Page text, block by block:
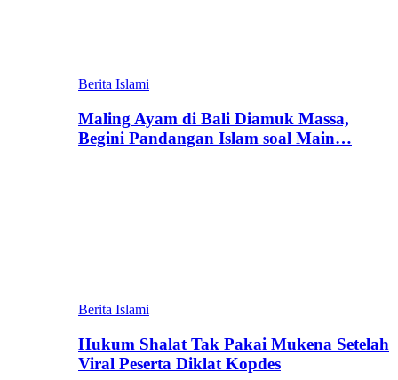
Berita Islami
Maling Ayam di Bali Diamuk Massa,
Begini Pandangan Islam soal Main…
Berita Islami
Hukum Shalat Tak Pakai Mukena Setelah
Viral Peserta Diklat Kopdes